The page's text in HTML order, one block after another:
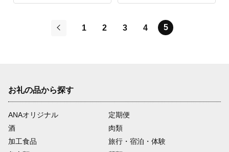
1 2 3 4 5
お礼の品から探す
ANAオリジナル
定期便
酒
肉類
加工食品
旅行・宿泊・体験